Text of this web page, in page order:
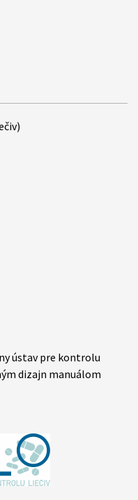
ústav pre kontrolu
dizajn manuálom